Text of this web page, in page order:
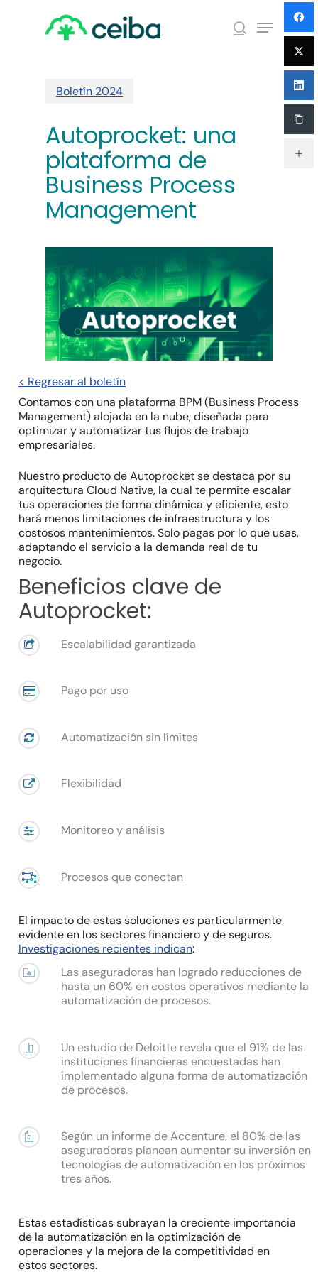
search
Menu
Boletín 2024
Autoprocket: una
plataforma de
Business Process
Management
< Regresar al boletín
Contamos con una plataforma BPM (Business Process
Management) alojada en la nube, diseñada para
optimizar y automatizar tus flujos de trabajo
empresariales.
Nuestro producto de Autoprocket se destaca por su
arquitectura Cloud Native, la cual te permite escalar
tus operaciones de forma dinámica y eficiente, esto
hará menos limitaciones de infraestructura y los
costosos mantenimientos. Solo pagas por lo que usas,
adaptando el servicio a la demanda real de tu
negocio.
Beneficios clave de
Autoprocket:
Escalabilidad garantizada
Pago por uso
Automatización sin límites
Flexibilidad
Monitoreo y análisis
Procesos que conectan
El impacto de estas soluciones es particularmente
evidente en los sectores financiero y de seguros.
Investigaciones recientes indican:
Las aseguradoras han logrado reducciones de
hasta un 60% en costos operativos mediante la
automatización de procesos.
Un estudio de Deloitte revela que el 91% de las
instituciones financieras encuestadas han
implementado alguna forma de automatización
de procesos.
Según un informe de Accenture, el 80% de las
aseguradoras planean aumentar su inversión en
tecnologías de automatización en los próximos
tres años.
Estas estadísticas subrayan la creciente importancia
de la automatización en la optimización de
operaciones y la mejora de la competitividad en
estos sectores.
Menu